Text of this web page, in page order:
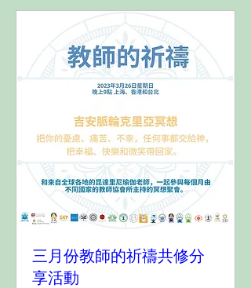
三月份教師的祈禱共修分
享活動